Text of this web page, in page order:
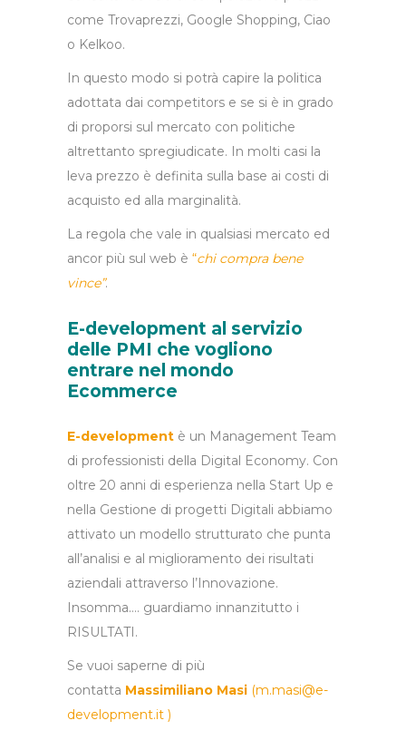
come Trovaprezzi, Google Shopping, Ciao
o Kelkoo.
In questo modo si potrà capire la politica
adottata dai competitors e se si è in grado
di proporsi sul mercato con politiche
altrettanto spregiudicate. In molti casi la
leva prezzo è definita sulla base ai costi di
acquisto ed alla marginalità.
La regola che vale in qualsiasi mercato ed
ancor più sul web è “chi compra bene
vince”.
E-development al servizio
delle PMI che vogliono
entrare nel mondo
Ecommerce
E-development è un Management Team
di professionisti della Digital Economy. Con
oltre 20 anni di esperienza nella Start Up e
nella Gestione di progetti Digitali abbiamo
attivato un modello strutturato che punta
all’analisi e al miglioramento dei risultati
aziendali attraverso l’Innovazione.
Insomma…. guardiamo innanzitutto i
RISULTATI.
Se vuoi saperne di più
contatta Massimiliano Masi (m.masi@e-
development.it )